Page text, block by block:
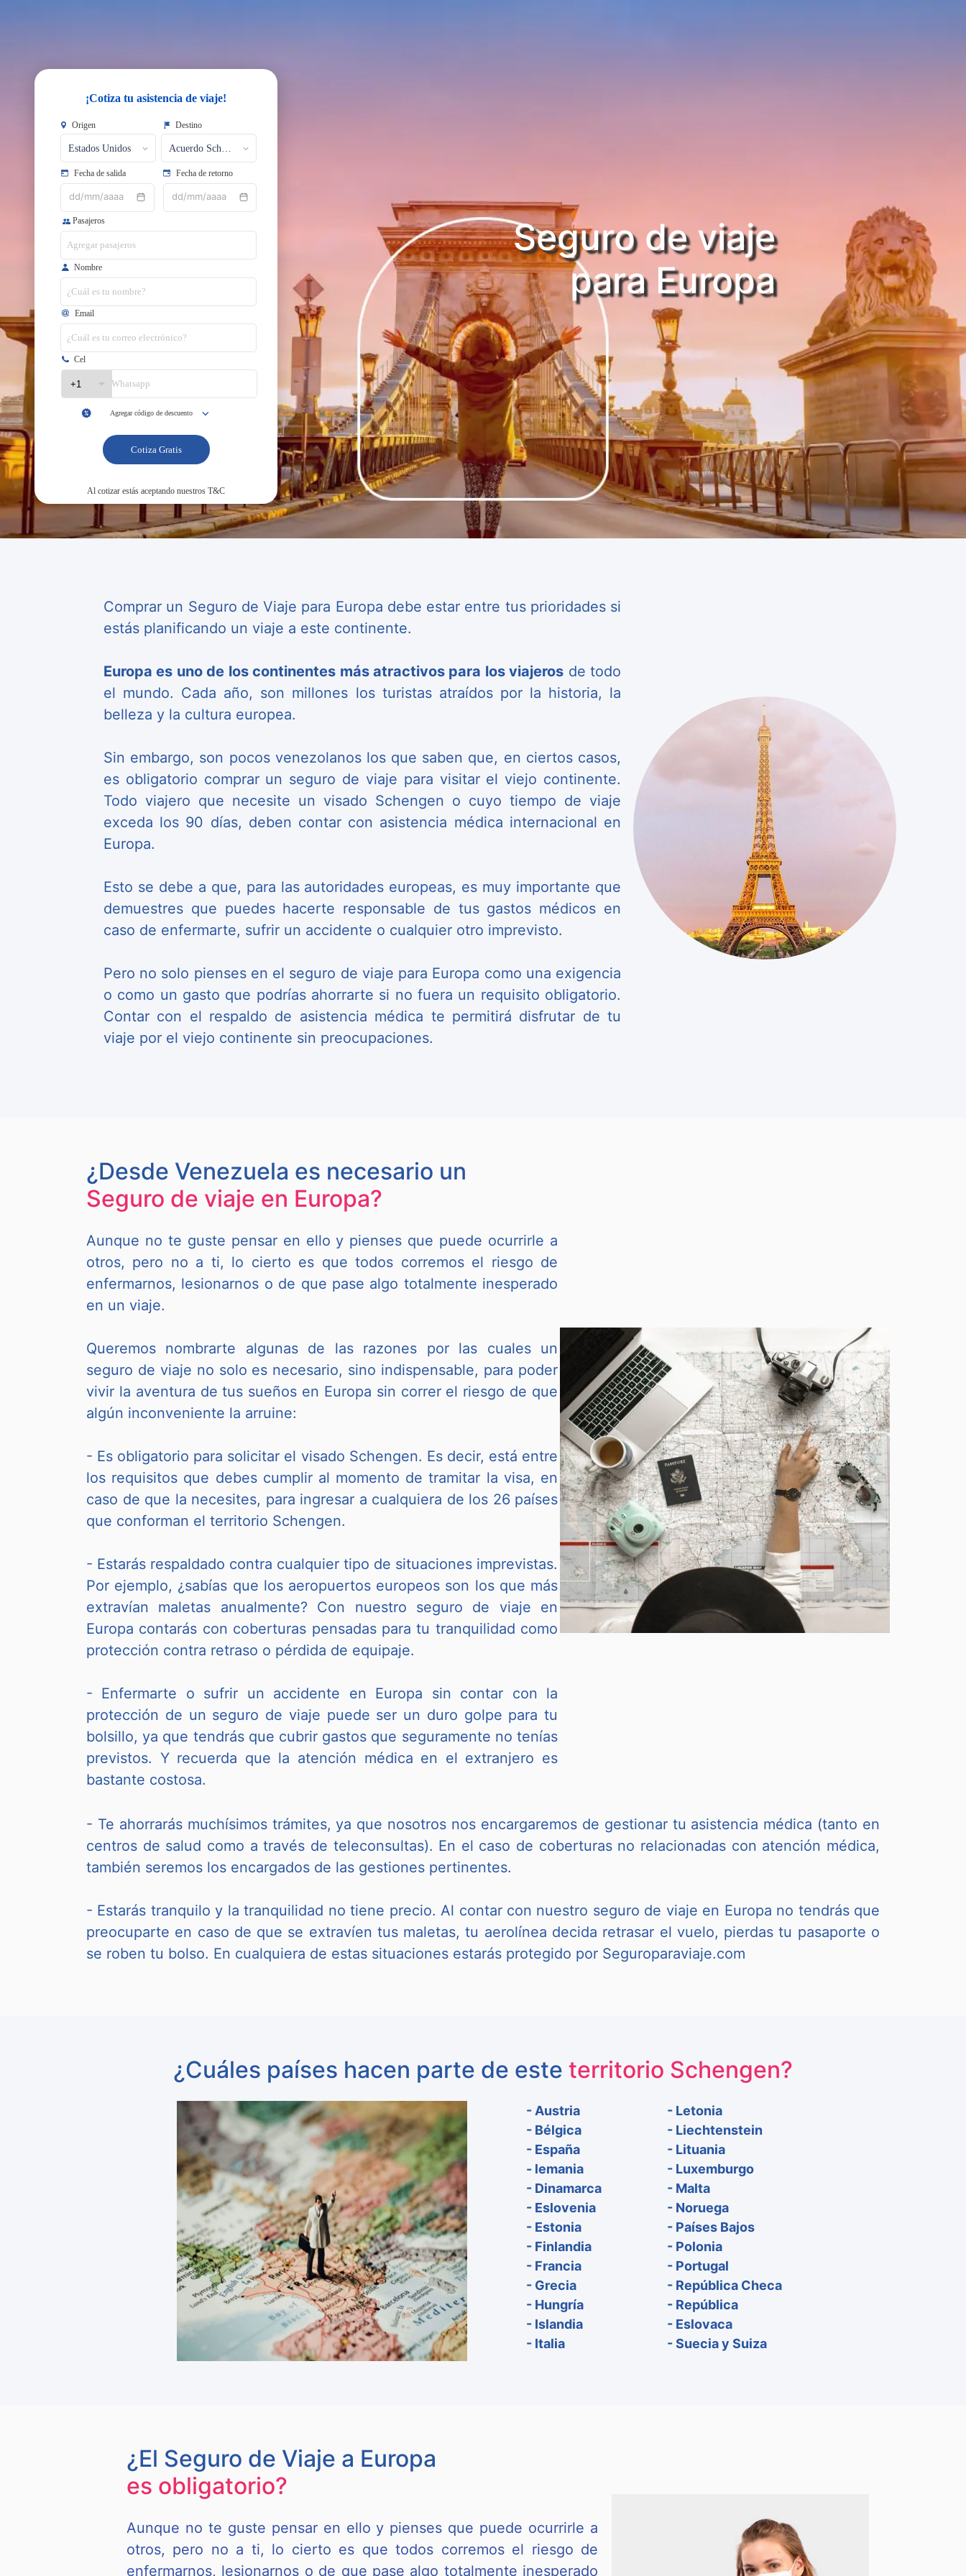
Seguro de viaje
para Europa
Comprar un Seguro de Viaje para Europa debe estar entre tus prioridades si
estás planificando un viaje a este continente.
Europa es uno de los continentes más atractivos para los viajeros de todo
el mundo. Cada año, son millones los turistas atraídos por la historia, la
belleza y la cultura europea.
Sin embargo, son pocos venezolanos los que saben que, en ciertos casos,
es obligatorio comprar un seguro de viaje para visitar el viejo continente.
Todo viajero que necesite un visado Schengen o cuyo tiempo de viaje
exceda los 90 días, deben contar con asistencia médica internacional en
Europa.
Esto se debe a que, para las autoridades europeas, es muy importante que
demuestres que puedes hacerte responsable de tus gastos médicos en
caso de enfermarte, sufrir un accidente o cualquier otro imprevisto.
Pero no solo pienses en el seguro de viaje para Europa como una exigencia
o como un gasto que podrías ahorrarte si no fuera un requisito obligatorio.
Contar con el respaldo de asistencia médica te permitirá disfrutar de tu
viaje por el viejo continente sin preocupaciones.
¿Desde Venezuela es necesario un
Seguro de viaje en Europa?
Aunque no te guste pensar en ello y pienses que puede ocurrirle a
otros, pero no a ti, lo cierto es que todos corremos el riesgo de
enfermarnos, lesionarnos o de que pase algo totalmente inesperado
en un viaje.
Queremos nombrarte algunas de las razones por las cuales un
seguro de viaje no solo es necesario, sino indispensable, para poder
vivir la aventura de tus sueños en Europa sin correr el riesgo de que
algún inconveniente la arruine:
- Es obligatorio para solicitar el visado Schengen. Es decir, está entre
los requisitos que debes cumplir al momento de tramitar la visa, en
caso de que la necesites, para ingresar a cualquiera de los 26 países
que conforman el territorio Schengen.
- Estarás respaldado contra cualquier tipo de situaciones imprevistas.
Por ejemplo, ¿sabías que los aeropuertos europeos son los que más
extravían maletas anualmente? Con nuestro seguro de viaje en
Europa contarás con coberturas pensadas para tu tranquilidad como
protección contra retraso o pérdida de equipaje.
- Enfermarte o sufrir un accidente en Europa sin contar con la
protección de un seguro de viaje puede ser un duro golpe para tu
bolsillo, ya que tendrás que cubrir gastos que seguramente no tenías
previstos. Y recuerda que la atención médica en el extranjero es
bastante costosa.
- Te ahorrarás muchísimos trámites, ya que nosotros nos encargaremos de gestionar tu asistencia médica (tanto en
centros de salud como a través de teleconsultas). En el caso de coberturas no relacionadas con atención médica,
también seremos los encargados de las gestiones pertinentes.
- Estarás tranquilo y la tranquilidad no tiene precio. Al contar con nuestro seguro de viaje en Europa no tendrás que
preocuparte en caso de que se extravíen tus maletas, tu aerolínea decida retrasar el vuelo, pierdas tu pasaporte o
se roben tu bolso. En cualquiera de estas situaciones estarás protegido por Seguroparaviaje.com
¿Cuáles países hacen parte de este territorio Schengen?
- Austria
- Bélgica
- España
- lemania
- Dinamarca
- Eslovenia
- Estonia
- Finlandia
- Francia
- Grecia
- Hungría
- Islandia
- Italia
- Letonia
- Liechtenstein
- Lituania
- Luxemburgo
- Malta
- Noruega
- Países Bajos
- Polonia
- Portugal
- República Checa
- República
- Eslovaca
- Suecia y Suiza
¿El Seguro de Viaje a Europa
es obligatorio?
Aunque no te guste pensar en ello y pienses que puede ocurrirle a
otros, pero no a ti, lo cierto es que todos corremos el riesgo de
enfermarnos, lesionarnos o de que pase algo totalmente inesperado